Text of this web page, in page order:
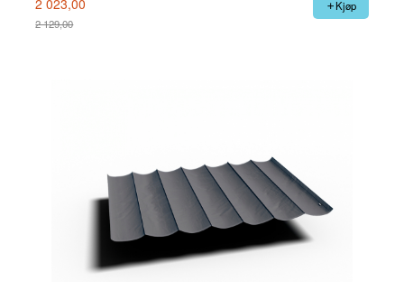
2 023,00
2 129,00
Kjøp